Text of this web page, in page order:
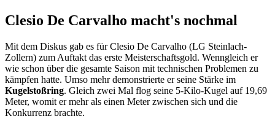
Clesio De Carvalho macht's nochmal
Mit dem Diskus gab es für Clesio De Carvalho (LG Steinlach-
Zollern) zum Auftakt das erste Meisterschaftsgold. Wenngleich er
wie schon über die gesamte Saison mit technischen Problemen zu
kämpfen hatte. Umso mehr demonstrierte er seine Stärke im
Kugelstoßring. Gleich zwei Mal flog seine 5-Kilo-Kugel auf 19,69
Meter, womit er mehr als einen Meter zwischen sich und die
Konkurrenz brachte.